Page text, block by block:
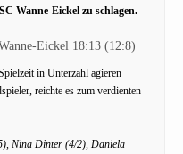
Wanne-Eickel zu schlagen.
Eickel 18:13 (12:8)
in Unterzahl agieren
reichte es zum verdienten
Nina Dinter (4/2), Daniela